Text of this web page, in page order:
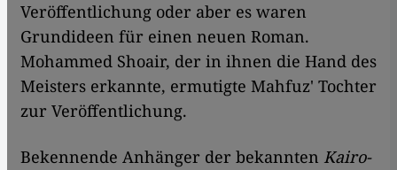
Veröffentlichung oder aber es waren
Grundideen für einen neuen Roman.
Mohammed Shoair, der in ihnen die Hand des
Meisters erkannte, ermutigte Mahfuz' Tochter
zur Veröffentlichung.
Bekennende Anhänger der bekannten Kairo-